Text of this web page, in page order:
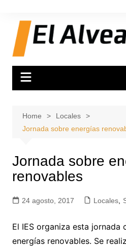
content
Home
Locales
Jornada sobre energías
Jornada sobre
renovables
24 agosto, 2017 Locales,
El IES organiza esta jornada
energías renovables. Se